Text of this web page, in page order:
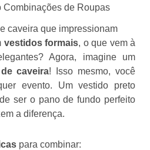
Combinações de Roupas
caveira que impressionam
vestidos formais, o que vem à
Agora, imagine um
caveira! Isso mesmo, você
evento. Um vestido preto
ser o pano de fundo perfeito
a diferença.
para combinar: